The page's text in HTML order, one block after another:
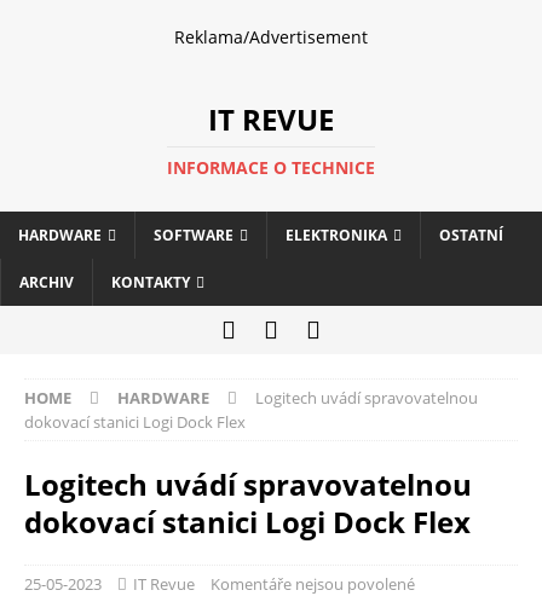
Reklama/Advertisement
IT REVUE
INFORMACE O TECHNICE
HARDWARE SOFTWARE ELEKTRONIKA OSTATNÍ
ARCHIV KONTAKTY
HOME HARDWARE
Logitech uvádí spravovatelnou
dokovací stanici Logi Dock Flex
Logitech uvádí spravovatelnou
dokovací stanici Logi Dock Flex
25-05-2023 IT Revue Komentáře nejsou povolené